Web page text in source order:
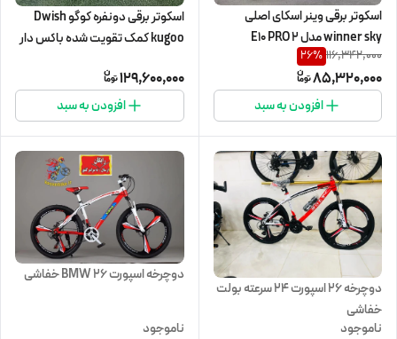
اسکوتر برقی وینر اسکای اصلی
winner sky مدل E10 PRO 2
116,342,000
26%
85,320,000
افزودن به سبد
اسکوتر برقی دونفره کوگو Dwish
kugoo کمک تقویت شده باکس دار
129,600,000
افزودن به سبد
دوچرخه ۲۶ اسپورت ۲۴ سرعته بولت
خفاشی
ناموجود
دوچرخه اسپورت 26 BMW خفاشی
ناموجود